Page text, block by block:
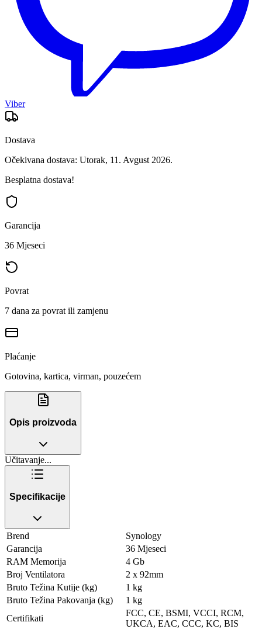
Viber
Dostava
Očekivana dostava: Utorak, 11. Avgust 2026.
Besplatna dostava!
Garancija
36 Mjeseci
Povrat
7 dana za povrat ili zamjenu
Plaćanje
Gotovina, kartica, virman, pouzećem
Opis proizvoda
Učitavanje...
Specifikacije
Brend
Synology
Garancija
36 Mjeseci
RAM Memorija
4 Gb
Broj Ventilatora
2 x 92mm
Bruto Težina Kutije (kg)
1 kg
Bruto Težina Pakovanja (kg)
1 kg
Certifikati
FCC, CE, BSMI, VCCI, RCM,
UKCA, EAC, CCC, KC, BIS